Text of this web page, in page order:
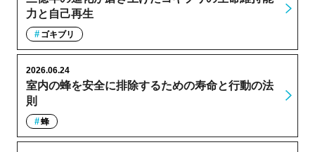
力と自己再生
ゴキブリ
室内の蜂を安全に排除するための寿命と行動の法
則
2026.06.24
蜂